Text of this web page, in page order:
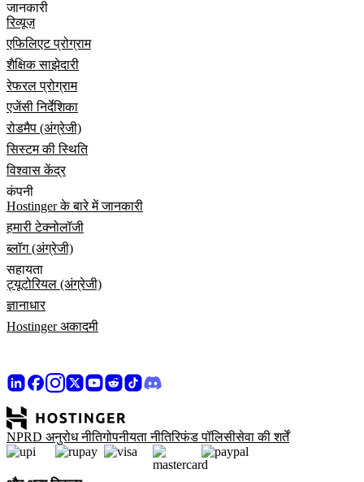
जानकारी
रिव्यूज़
एफिलिएट प्रोग्राम
शैक्षिक साझेदारी
रेफरल प्रोग्राम
एजेंसी निर्देशिका
रोडमैप (अंग्रेजी)
सिस्टम की स्थिति
विश्वास केंद्र
कंपनी
Hostinger के बारे में जानकारी
हमारी टेक्नोलॉजी
ब्लॉग (अंग्रेजी)
सहायता
ट्यूटोरियल (अंग्रेजी)
ज्ञानाधार
Hostinger अकादमी
NPRD अनुरोध नीतिगोपनीयता नीतिरिफंड पॉलिसीसेवा की शर्तें